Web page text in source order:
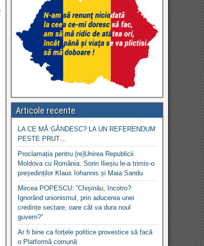
Articole recente
LA CE MĂ GÂNDESC? LA UN REFERENDUM
PESTE PRUT…
Proclamația pentru (re)Unirea Republicii
Moldova cu România. Sorin Ilieșiu le-a trimis-o
președinților Klaus Iohannis și Maia Sandu
Mircea POPESCU: ”Chișinău, încotro?
Ignorând unionismul, prin aducerea unei
credințe sectare, oare cât va dura noul
guvern?”
Ar fi bine ca forțele politice provestice să facă
o Platformă comună